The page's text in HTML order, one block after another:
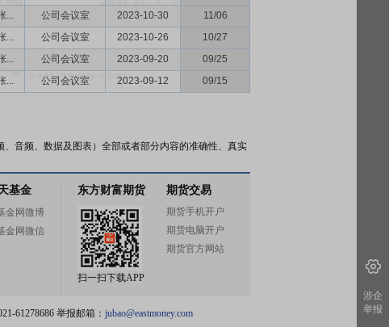
... 公司会议室 2023-10-30
11/06
... 公司会议室 2023-10-26
10/27
... 公司会议室 2023-09-20
09/25
... 公司会议室 2023-09-12 09/15
音频、数据及图表）全部或者部分内容的准确性、真实
基金
金网微博
金网微信
东方财富期货
扫一扫下载APP
期货交易
期货手机开户
期货电脑开户
期货官方网站
61278686 举报邮箱： jubao@eastmoney.com
涉企
举报